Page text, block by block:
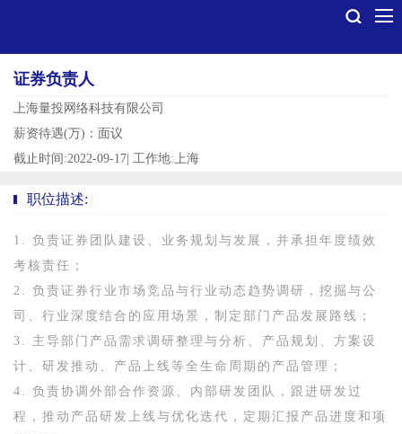
证券负责人
上海量投网络科技有限公司
薪资待遇(万)：面议
截止时间:2022-09-17 工作地:上海
职位描述:
1. 负责证券团队建设、业务规划与发展，并承担年度绩效
考核责任；
2. 负责证券行业市场竞品与行业动态趋势调研，挖掘与公
司、行业深度结合的应用场景，制定部门产品发展路线；
3. 主导部门产品需求调研整理与分析、产品规划、方案设
计、研发推动、产品上线等全生命周期的产品管理；
4. 负责协调外部合作资源、内部研发团队，跟进研发过
程，推动产品研发上线与优化迭代，定期汇报产品进度和项